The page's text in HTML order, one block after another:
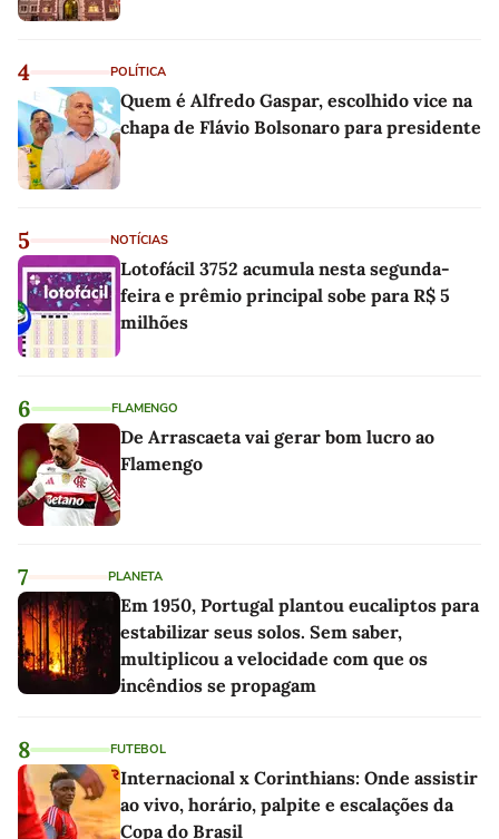
4 POLÍTICA
Quem é Alfredo Gaspar, escolhido vice na
chapa de Flávio Bolsonaro para presidente
5 NOTÍCIAS
Lotofácil 3752 acumula nesta segunda-
feira e prêmio principal sobe para R$ 5
milhões
6 FLAMENGO
De Arrascaeta vai gerar bom lucro ao
Flamengo
7 PLANETA
Em 1950, Portugal plantou eucaliptos para
estabilizar seus solos. Sem saber,
multiplicou a velocidade com que os
incêndios se propagam
8 FUTEBOL
Internacional x Corinthians: Onde assistir
ao vivo, horário, palpite e escalações da
Copa do Brasil